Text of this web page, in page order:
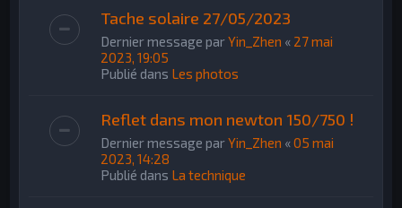
Tache solaire 27/05/2023
Dernier message parYin_Zhen « 27 mai
2023, 19:05
Publié dans Les photos
Reflet dans mon newton 150/750 !
Dernier message parYin_Zhen «05 mai
2023, 14:28
Publié dans La technique